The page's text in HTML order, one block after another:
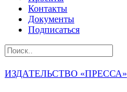
Контакты
Документы
Подписаться
ИЗДАТЕЛЬСТВО «ПРЕССА»